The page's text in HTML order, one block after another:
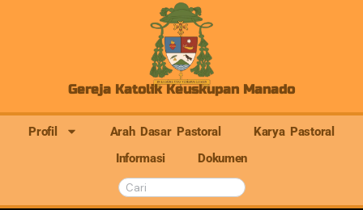
Gereja Katolik Keuskupan Manado
Profil Arah Dasar Pastoral
Karya Pastoral
Informasi
Dokumen